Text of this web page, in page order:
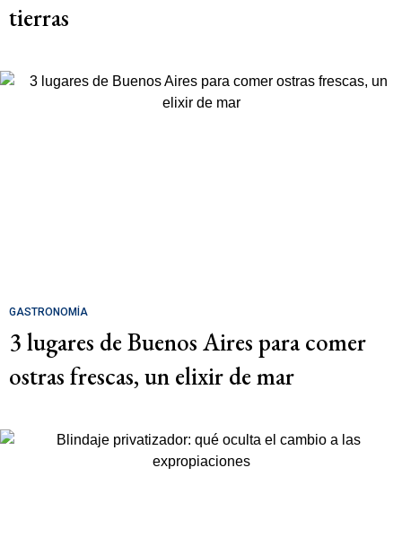
tierras
GASTRONOMÍA
3 lugares de Buenos Aires para comer
ostras frescas, un elixir de mar